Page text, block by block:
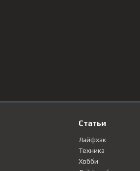
Статьи
Лайфхак
Техника
Хобби